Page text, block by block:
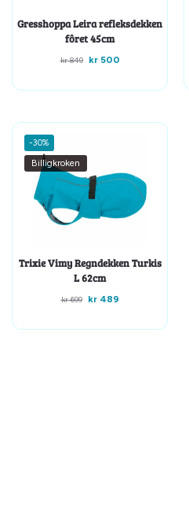
Gresshoppa Leira refleksdekken
fôret 45cm
kr849 kr500
-30%
Billigkroken
Trixie Vimy Regndekken Turkis
L 62cm
kr699 kr489